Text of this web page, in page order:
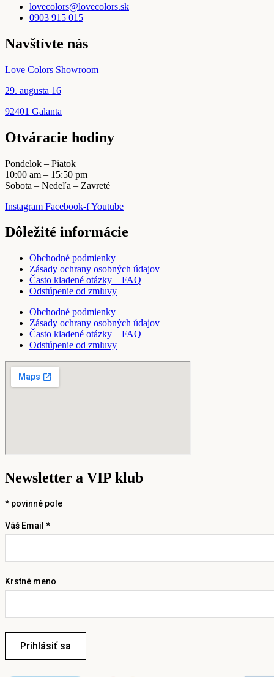
lovecolors@lovecolors.sk
0903 915 015
Navštívte nás
Love Colors Showroom
29. augusta 16
92401 Galanta
Otváracie hodiny
Pondelok – Piatok
10:00 am – 15:50 pm
Sobota – Nedeľa – Zavreté
Instagram Facebook-fYoutube
Dôležité informácie
Obchodné podmienky
Zásady ochrany osobných údajov
Často kladené otázky – FAQ
Odstúpenie od zmluvy
Obchodné podmienky
Zásady ochrany osobných údajov
Často kladené otázky – FAQ
Odstúpenie od zmluvy
Newsletter a VIP klub
* povinné pole
Váš Email *
Krstné meno
Prihlásiť sa